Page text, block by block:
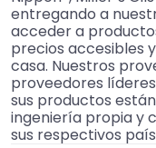
entregando a
acceder a
precios accesibles
casa. Nuestros
proveedores
sus productos
ingeniería propia y
sus respectivos